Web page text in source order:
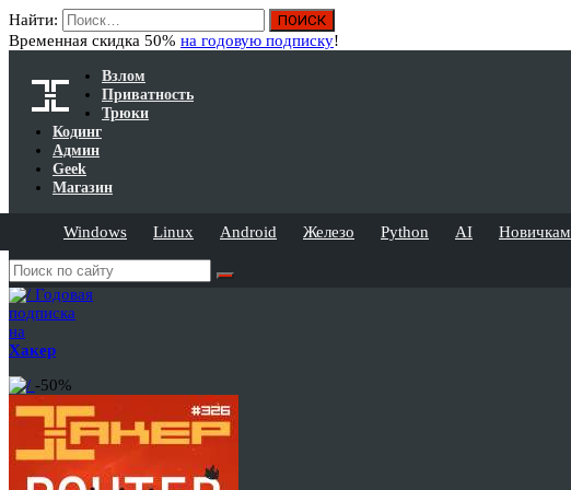
Найти:
Временная скидка 50% на годовую подписку!
Взлом
Приватность
Трюки
Кодинг
Админ
Geek
Магазин
Windows Linux Android Железо Python AI Новичкам
Годовая
подписка
на
Хакер
-50%